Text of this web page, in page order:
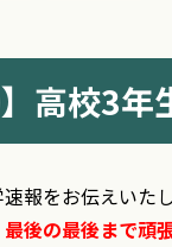
高校3年
報をお伝えいたし
後の最後まで頑